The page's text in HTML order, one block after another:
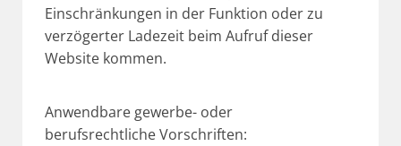
Einschränkungen in der Funktion oder zu
verzögerter Ladezeit beim Aufruf dieser
Website kommen.
Anwendbare gewerbe- oder
berufsrechtliche Vorschriften: